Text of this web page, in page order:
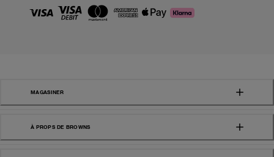
MAGASINER
À PROPS DE BROWNS